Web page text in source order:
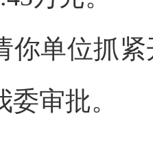
你单位抓紧
委审批。